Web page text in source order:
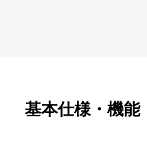
基本仕様・機能